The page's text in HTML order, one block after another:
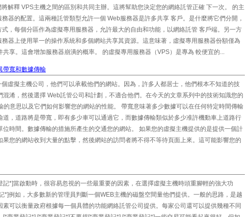
解釋 VPS主機之間的區別和共同主辦。這將幫助您決定您的網絡託管正確 下一次。 的主
器的配置。這兩種託管類型允許一個 Web服務器是許多共享 客戶。是什麼將它們分開，
，每個分區作為虛擬專用服務器，允許最大的自由和功能，以網絡託管 客戶端。另一方
器上使用單一的操作系統和多個網站共享其資源。這意味著，虛擬專用服務器份額僅為
享。這會增加服務器崩潰的概率。 的虛擬專用服務器（VPS）是專為 較便宜的...
帶寬和數據傳輸
虛擬主機公司，他們可以承載他們的網站。因為，許多人都居士，他們根本不知道的技
淆，然後選擇 Web託管公司和計劃，不適合他們。在今天的文章系列中的技術知識您的
意思以及它們如何影響您的網站的性能。 帶寬意味著多少數據可以在任何特定時間傳輸
，道路將是帶寬，即有多少車可以通過它，而數據傳輸類似於多少准許機動車上道路行
時間。數據傳輸的措施所產生的交通您的網站。 如果您的虛擬主機提供的是提供一個計
您的網站收到大量的點擊，然後網站的訪問者將不得不等待頁面上來。這可能影響您的
*]當啟動時，很容易忽視的一些最重要的因素，在選擇虛擬主機時頭重腳輕的強大功
*]例如，大多數新的管理員判斷一個WEB主機的磁盤空間量他們提供。一般的思路，是越
可以衡量政府根據每一個具體的功能網絡託管公司提供。每家公司還可以提供幾種不同